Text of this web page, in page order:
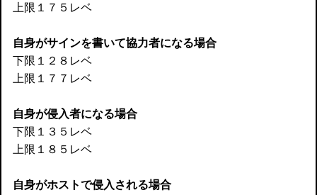
上限１７５レベ
自身がサインを書いて協力者になる場合
下限１２８レベ
上限１７７レベ
自身が侵入者になる場合
下限１３５レベ
上限１８５レベ
自身がホストで侵入される場合